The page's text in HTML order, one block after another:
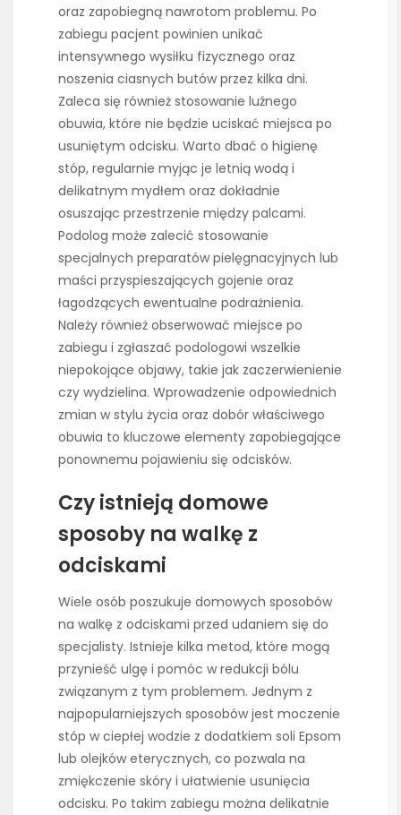
oraz zapobiegną nawrotom problemu. Po
zabiegu pacjent powinien unikać
intensywnego wysiłku fizycznego oraz
noszenia ciasnych butów przez kilka dni.
Zaleca się również stosowanie luźnego
obuwia, które nie będzie uciskać miejsca po
usuniętym odcisku. Warto dbać o higienę
stóp, regularnie myjąc je letnią wodą i
delikatnym mydłem oraz dokładnie
osuszając przestrzenie między palcami.
Podolog może zalecić stosowanie
specjalnych preparatów pielęgnacyjnych lub
maści przyspieszających gojenie oraz
łagodzących ewentualne podrażnienia.
Należy również obserwować miejsce po
zabiegu i zgłaszać podologowi wszelkie
niepokojące objawy, takie jak zaczerwienienie
czy wydzielina. Wprowadzenie odpowiednich
zmian w stylu życia oraz dobór właściwego
obuwia to kluczowe elementy zapobiegające
ponownemu pojawieniu się odcisków.
Czy istnieją domowe
sposoby na walkę z
odciskami
Wiele osób poszukuje domowych sposobów
na walkę z odciskami przed udaniem się do
specjalisty. Istnieje kilka metod, które mogą
przynieść ulgę i pomóc w redukcji bólu
związanym z tym problemem. Jednym z
najpopularniejszych sposobów jest moczenie
stóp w ciepłej wodzie z dodatkiem soli Epsom
lub olejków eterycznych, co pozwala na
zmiękczenie skóry i ułatwienie usunięcia
odcisku. Po takim zabiegu można delikatnie